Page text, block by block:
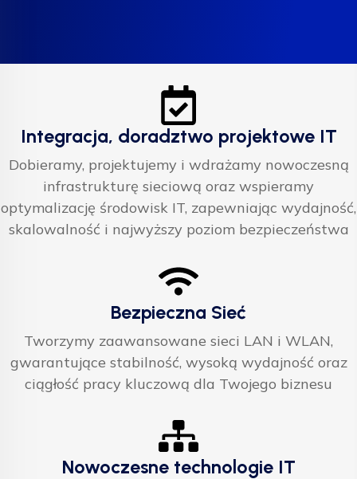
Integracja, doradztwo projektowe IT
Dobieramy, projektujemy i wdrażamy nowoczesną
infrastrukturę sieciową oraz wspieramy
optymalizację środowisk IT, zapewniając wydajność,
skalowalność i najwyższy poziom bezpieczeństwa
Bezpieczna Sieć
Tworzymy zaawansowane sieci LAN i WLAN,
gwarantujące stabilność, wysoką wydajność oraz
ciągłość pracy kluczową dla Twojego biznesu
Nowoczesne technologie IT